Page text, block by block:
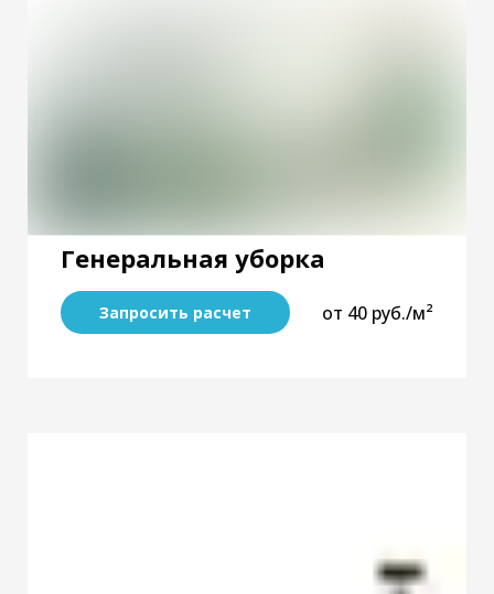
Генеральная уборка
Запросить расчет от 40 руб./м²